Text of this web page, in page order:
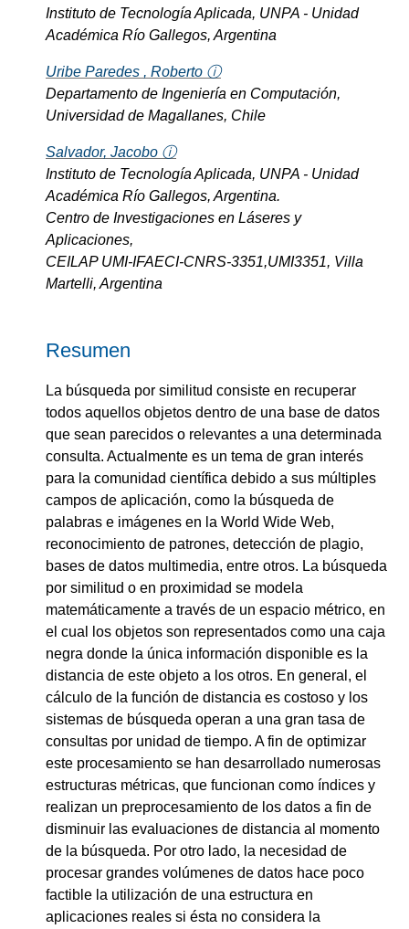
Instituto de Tecnología Aplicada, UNPA - Unidad
Académica Río Gallegos, Argentina
Uribe Paredes , Roberto ⓘ
Departamento de Ingeniería en Computación,
Universidad de Magallanes, Chile
Salvador, Jacobo ⓘ
Instituto de Tecnología Aplicada, UNPA - Unidad
Académica Río Gallegos, Argentina.
Centro de Investigaciones en Láseres y
Aplicaciones,
CEILAP UMI-IFAECI-CNRS-3351,UMI3351, Villa
Martelli, Argentina
Resumen
La búsqueda por similitud consiste en recuperar
todos aquellos objetos dentro de una base de datos
que sean parecidos o relevantes a una determinada
consulta. Actualmente es un tema de gran interés
para la comunidad científica debido a sus múltiples
campos de aplicación, como la búsqueda de
palabras e imágenes en la World Wide Web,
reconocimiento de patrones, detección de plagio,
bases de datos multimedia, entre otros. La búsqueda
por similitud o en proximidad se modela
matemáticamente a través de un espacio métrico, en
el cual los objetos son representados como una caja
negra donde la única información disponible es la
distancia de este objeto a los otros. En general, el
cálculo de la función de distancia es costoso y los
sistemas de búsqueda operan a una gran tasa de
consultas por unidad de tiempo. A fin de optimizar
este procesamiento se han desarrollado numerosas
estructuras métricas, que funcionan como índices y
realizan un preprocesamiento de los datos a fin de
disminuir las evaluaciones de distancia al momento
de la búsqueda. Por otro lado, la necesidad de
procesar grandes volúmenes de datos hace poco
factible la utilización de una estructura en
aplicaciones reales si ésta no considera la